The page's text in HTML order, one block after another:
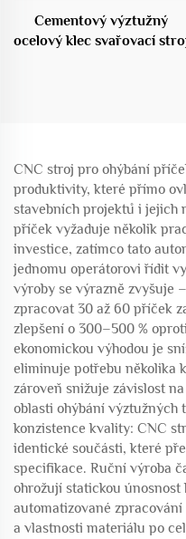
Cementový výztužný
ocelový klec svařovací
CNC stroj pro ohýbání
produktivity, které přímo
stavebních projektů i jejich
příček vyžaduje několik
investice, zatímco tato
jednomu operátorovi řídit
výroby se výrazně zvyšuje
zpracovat 30 až 60 příček
zlepšení o 300–500 %
ekonomickou výhodou je
eliminuje potřebu několika
zároveň snižuje závislost
oblasti ohýbání výztužných
konzistence kvality: CNC
identické součásti, které
specifikace. Ruční výroba
ohrožují statickou únosnost
automatizované
a vlastnosti materiálu po